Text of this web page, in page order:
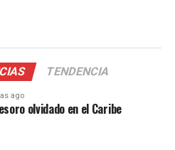
TENDENCIA
ago
olvidado en el Caribe